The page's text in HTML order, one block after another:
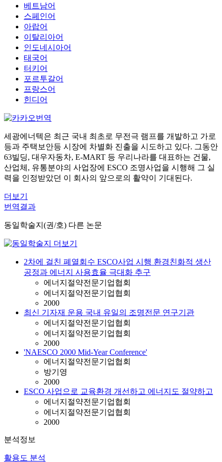
베트남어
스페인어
아랍어
이탈리아어
인도네시아어
태국어
터키어
포르투갈어
프랑스어
힌디어
세광에너텍은 최근 국내 최초로 무전극 램프를 개발하고 가로
등과 주택보안등 시장에 차별화 진출을 시도하고 있다. 그동안
63빌딩, 대우자동차, E-MART 등 우리나라를 대표하는 건물,
산업체, 유통분야의 사업장에 ESCO 조명사업을 시행해 그 실
력을 인정받았던 이 회사의 앞으로의 활약이 기대된다.
더보기
번역결과
동일학술지(권/호) 다른 논문
2차에 걸친 폐열회수 ESCO사업 시행 환경친화적 생산
공정과 에너지 사용효율 극대화 추구
에너지절약전문기업협회
에너지절약전문기업협회
2000
최신 기자재 운용 국내 유일의 조명전문 연구기관
에너지절약전문기업협회
에너지절약전문기업협회
2000
'NAESCO 2000 Mid-Year Conference'
에너지절약전문기업협회
방기영
2000
ESCO 사업으로 교육환경 개선하고 에너지도 절약하고
에너지절약전문기업협회
에너지절약전문기업협회
2000
분석정보
활용도 분석